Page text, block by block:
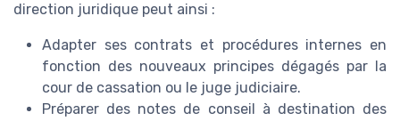
direction juridique peut ainsi :
Adapter ses contrats et procédures internes en
fonction des nouveaux principes dégagés par la
cour de cassation ou le juge judiciaire.
Préparer des notes de conseil à destination des